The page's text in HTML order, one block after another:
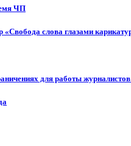
ЧП
слова глазами
для работы